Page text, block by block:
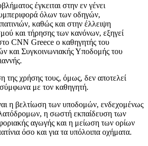
έγκειται στην εν γένει
όλων των οδηγών,
καθώς και στην έλλειψη
και τήρησης των κανόνων, εξηγεί
CNN Greece ο καθηγητής του
και Συγκοινωνιακής Υποδομής του
της χρήσης τους, όμως, δεν αποτελεί
με τον καθηγητή.
η βελτίωση των υποδομών, ενδεχομένως
η σωστή εκπαίδευση των
αγωγής και η μείωση των ορίων
όσο και για τα υπόλοιπα οχήματα.